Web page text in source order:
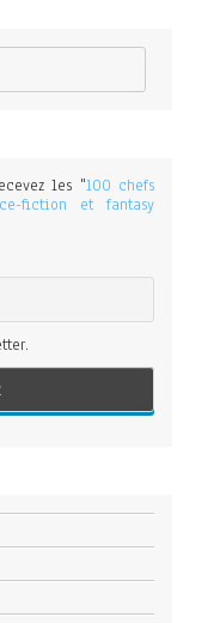
les "100 chefs
fiction et fantasy